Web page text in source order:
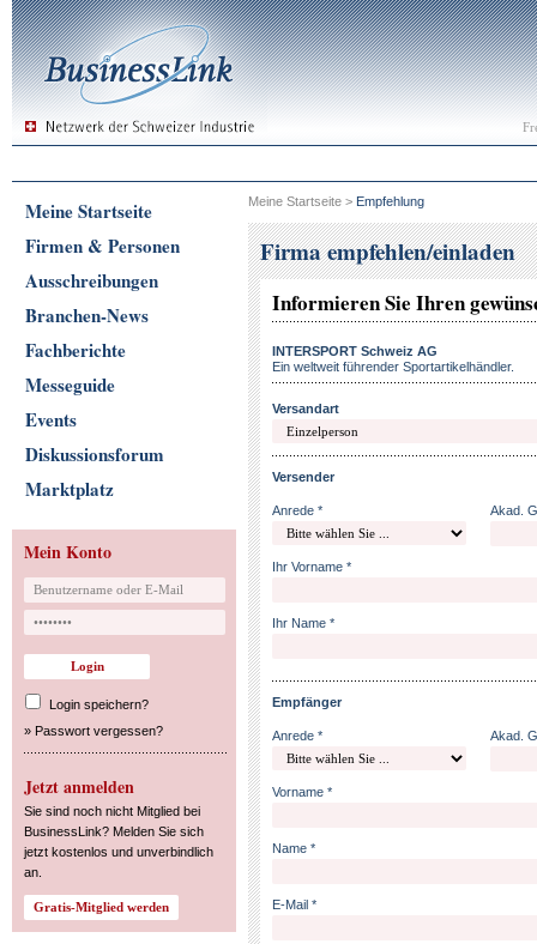
Meine Startseite
Firmen & Personen
Ausschreibungen
Branchen-News
Fachberichte
Messeguide
Events
Diskussionsforum
Marktplatz
Mein Konto
Login speichern?
» Passwort vergessen?
Jetzt anmelden
Sie sind noch nicht Mitglied bei
BusinessLink? Melden Sie sich
jetzt kostenlos und unverbindlich
an.
Meine Startseite > Empfehlung
Firma empfehlen/einladen
Informieren Sie Ihren
INTERSPORT Schweiz AG
Ein weltweit führender Sportartikelhändler.
Versandart
Versender
Anrede * Akad.
Ihr Vorname *
Ihr Name *
Empfänger
Anrede * Akad.
Vorname *
Name *
E-Mail *